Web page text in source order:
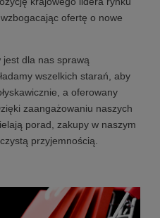
ofertę o nowe
dla nas sprawą
wszelkich starań, aby
a oferowany
zaangażowaniu naszych
porad, zakupy w naszym
przyjemnością.